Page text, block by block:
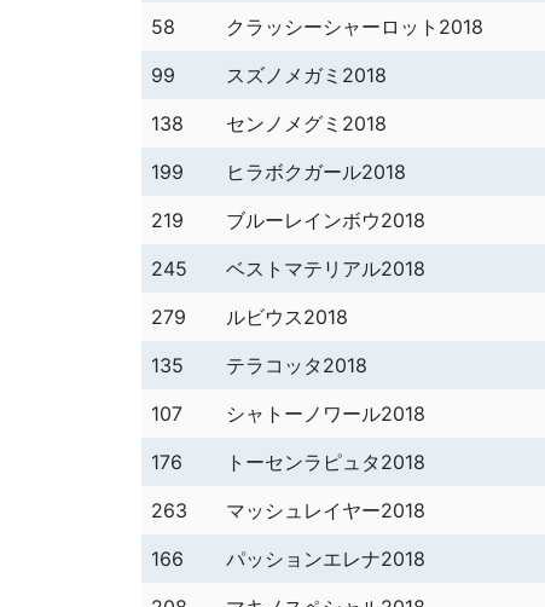
58
クラッシーシャーロット2018
99
スズノメガミ2018
138
センノメグミ2018
199
ヒラボクガール2018
219
ブルーレインボウ2018
245
ベストマテリアル2018
279
ルビウス2018
135
テラコッタ2018
107
シャトーノワール2018
176
トーセンラピュタ2018
263
マッシュレイヤー2018
166
パッションエレナ2018